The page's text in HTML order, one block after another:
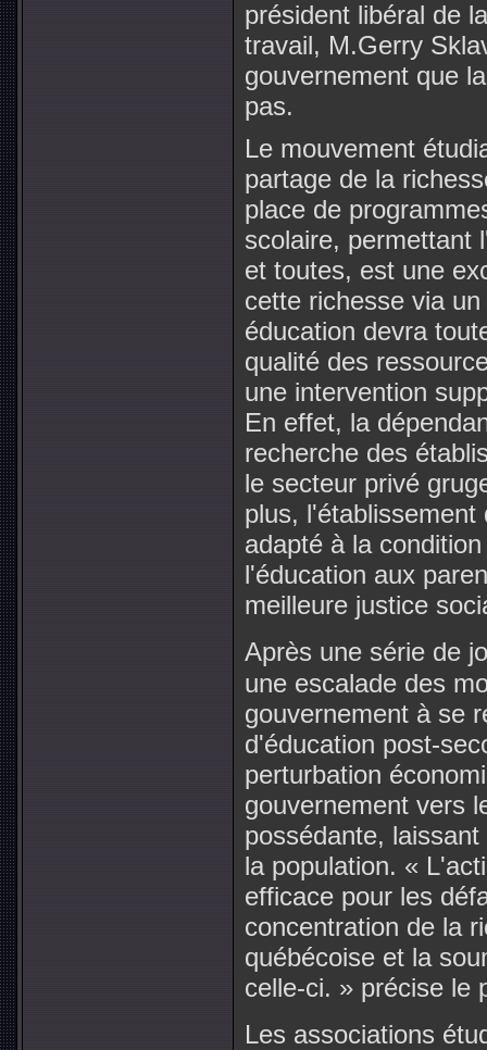
président libéral de
travail, M.Gerry
gouvernement que
pas.
Le mouvement
partage de la
place de
scolaire, permettant
et toutes, est une
cette richesse via
éducation devra
qualité des
une intervention
En effet, la
recherche des
le secteur privé
plus,
adapté à la
l'éducation aux
meilleure justice
Après une série de
une escalade des
gouvernement à se
d'éducation post-
perturbation
gouvernement vers
possédante,
la population. «
efficace pour les
concentration de la
québécoise et la
celle-ci. » précise le
Les associations